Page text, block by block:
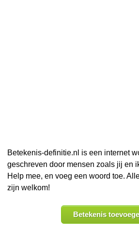
Betekenis-definitie.nl is een internet
geschreven door mensen zoals jij en
Help mee, en voeg een woord toe.
zijn welkom!
Betekenis